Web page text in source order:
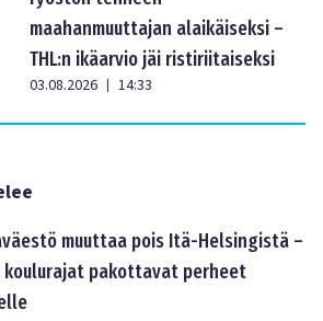
maahanmuuttajan alaikäiseksi –
THL:n ikäarvio jäi ristiriitaiseksi
03.08.2026 | 14:33
muuttaa pois Itä-Helsingistä –
koulurajat pakottavat perheet